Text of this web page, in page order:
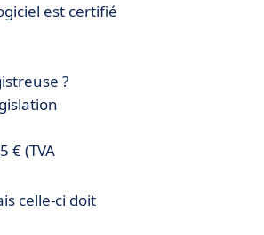
est certifié
?
€ (TVA
celle-ci doit